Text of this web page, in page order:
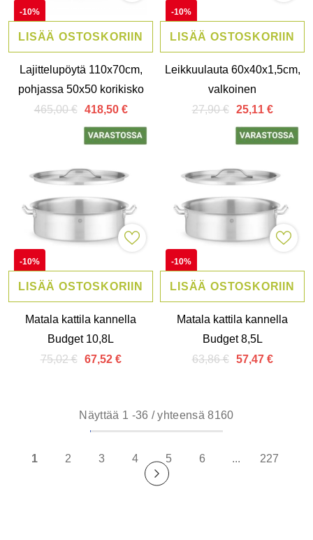
LISÄÄ OSTOSKORIIN
-10%
Lajittelupöytä 110x70cm,
pohjassa 50x50 korikisko
465,00 €
418,50 €
LISÄÄ OSTOSKORIIN
-10%
Leikkuulauta 60x40x1,5cm,
valkoinen
27,90 €
25,11 €
LISÄÄ OSTOSKORIIN
-10%
Matala kattila kannella
Budget 10,8L
75,02 €
67,52 €
LISÄÄ OSTOSKORIIN
-10%
Matala kattila kannella
Budget 8,5L
63,86 €
57,47 €
Näyttää 1 -36 / yhteensä 8160
1 2 3 4 5 6 ... 227